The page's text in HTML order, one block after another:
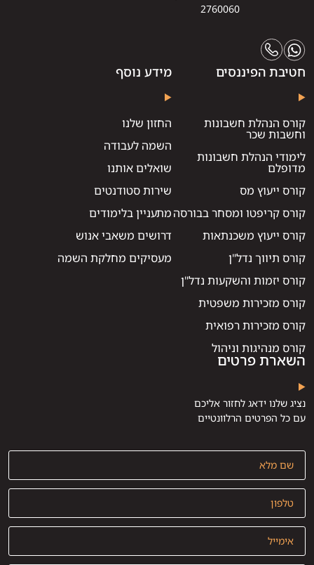
2760060
חטיבת הפיננסים
קורס הנהלת חשבונות
וחשבות שכר
לימודי הנהלת חשבונות
מדופלם
קורס ייעוץ מס
קורס קריפטו ומסחר בבורסה
קורס ייעוץ משכנתאות
קורס תיווך נדל"ן
קורס יזמות והשקעות נדל"ן
קורס מזכירות משפטית
קורס מזכירות רפואית
קורס מנהיגות וניהול
מידע נוסף
החזון שלנו
השמה לעבודה
שואלים אותנו
שירות סטודנטים
מתעניין בלימודים
דרושים משאבי אנוש
מעסיקים מחלקת השמה
השארת פרטים
נציג שלנו ידאג לחזור אליכם
עם כל הפרטים הרלוונטיים